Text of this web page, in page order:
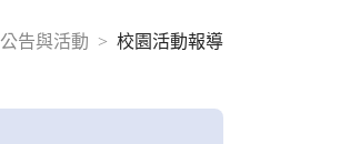
公告與活動 校園活動報導